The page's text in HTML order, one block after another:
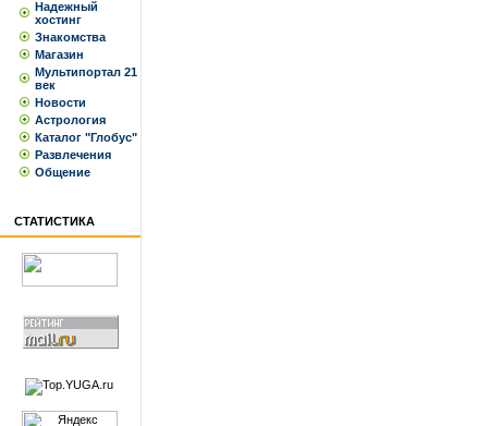
Надежный
хостинг
Знакомства
Магазин
Мультипортал 21
век
Новости
Астрология
Каталог "Глобус"
Развлечения
Общение
СТАТИСТИКА